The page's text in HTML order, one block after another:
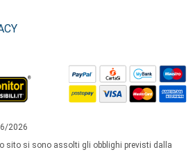
2026
sito si sono assolti gli obblighi previsti dalla